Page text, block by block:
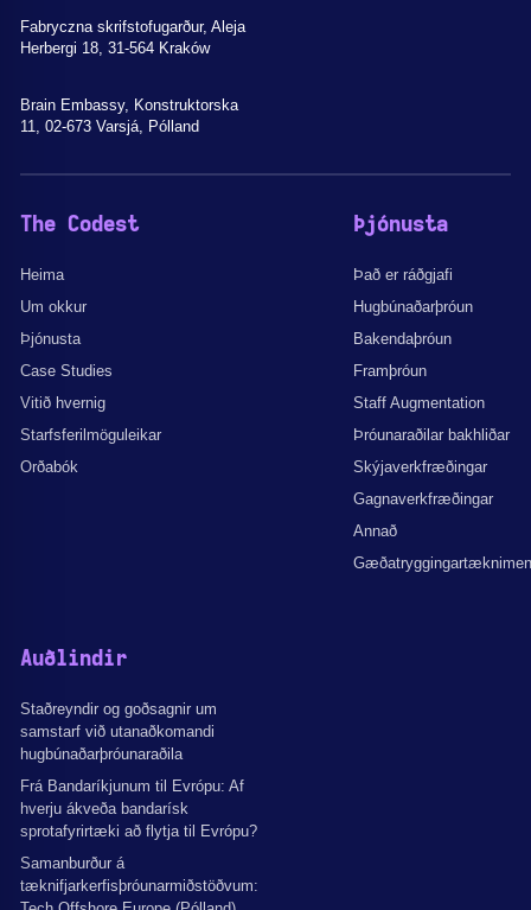
Fabryczna skrifstofugarður, Aleja
Herbergi 18, 31-564 Kraków
Brain Embassy, Konstruktorska
11, 02-673 Varsjá, Pólland
The Codest
Heima
Um okkur
Þjónusta
Case Studies
Vitið hvernig
Starfsferilmöguleikar
Orðabók
Þjónusta
Það er ráðgjafi
Hugbúnaðarþróun
Bakendaþróun
Framþróun
Staff Augmentation
Þróunaraðilar bakhliðar
Skýjaverkfræðingar
Gagnaverkfræðingar
Annað
Auðlindir
Staðreyndir og goðsagnir um
samstarf við utanaðkomandi
hugbúnaðarþróunaraðila
Frá Bandaríkjunum til Evrópu: Af
hverju ákveða bandarísk
sprotafyrirtæki að flytja til Evrópu?
Samanburður á
tæknifjarkerfisþróunarmiðstöðvum: